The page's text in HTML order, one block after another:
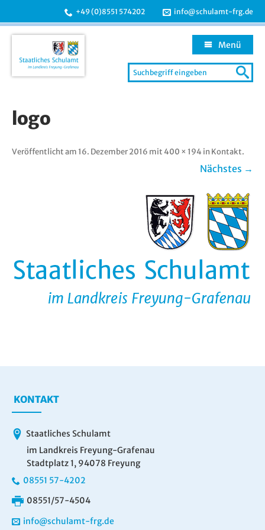
+49 (0)8551 574202 info@schulamt-frg.de
Search
for:
Menü
springen
logo
Veröffentlicht am 16. Dezember 2016 mit 400 × 194in Kontakt.
Nächstes →
KONTAKT
Staatliches Schulamt
im Landkreis Freyung-Grafenau
Stadtplatz 1, 94078 Freyung
08551 57-4202
08551/57-4504
info@schulamt-frg.de